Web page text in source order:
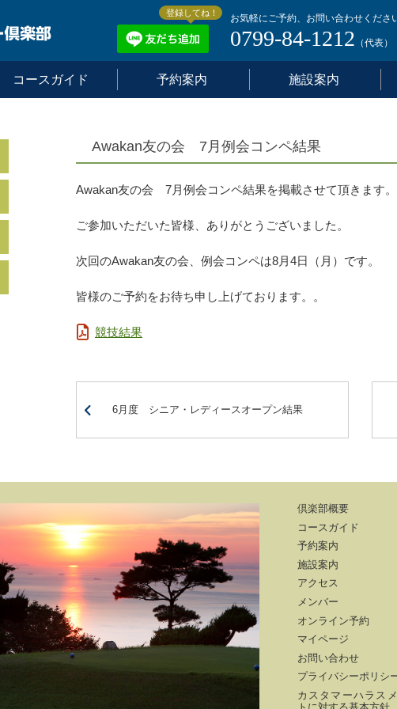
お気軽にご予約、お問い合わせくださ
0799-84-1212 （代表）
コースガイド 予約案内 施設案内
登録してね！
Awakan友の会 7月例会コンペ結果
Awakan友の会 7月例会コンペ結果を掲載させて頂きます。
ご参加いただいた皆様、ありがとうございました。
次回のAwakan友の会、例会コンペは8月4日（月）です。
皆様のご予約をお待ち申し上げております。。
競技結果
6月度 シニア・レディースオープン結果
倶楽部概要
コースガイド
予約案内
施設案内
アクセス
メンバー
オンライン予約
マイページ
お問い合わせ
プライバシーポリシ
カスタマーハラス